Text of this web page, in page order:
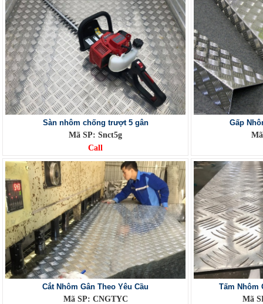
Sàn nhôm chống trượt 5 gân
Mã SP: Snct5g
Call
Gấp
Cắt Nhôm Gân Theo Yêu Cầu
Mã SP: CNGTYC
Tấm Nhôm
Mã